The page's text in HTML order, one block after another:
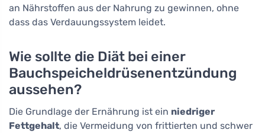
an Nährstoffen aus der Nahrung zu gewinnen, ohne
dass das Verdauungssystem leidet.
Wie sollte die Diät bei einer
Bauchspeicheldrüsenentzündung
aussehen?
Die Grundlage der Ernährung ist ein niedriger
Fettgehalt, die Vermeidung von frittierten und schwer